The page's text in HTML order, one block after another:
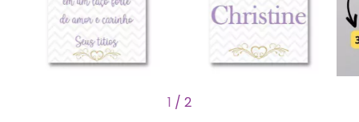
1 / 2